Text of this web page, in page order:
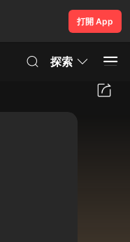
打開 App
探索